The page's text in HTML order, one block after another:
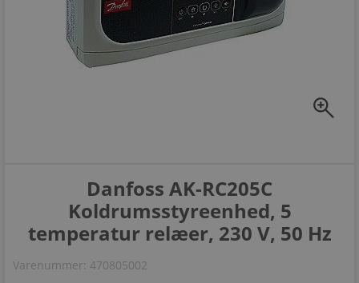
zoom_in
Danfoss AK-RC205C
Koldrumsstyreenhed, 5
temperatur relæer, 230 V, 50 Hz
Varenummer: 470805002